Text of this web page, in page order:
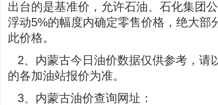
出台的是基准价，允许石油、石化集团
浮动5%的幅度内确定零售价格，绝大部
此价格。
2、内蒙古今日油价数据仅供参考，请
的各加油站报价为准。
3、内蒙古油价查询网址：